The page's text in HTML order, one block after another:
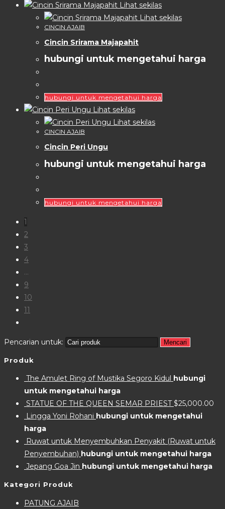
Lihat sekilas
Lihat sekilas
CINCIN AJAIB
Cincin Srirama Majapahit
hubungi untuk mengetahui harga
hubungi untuk mengetahui harga
Lihat sekilas
Lihat sekilas
CINCIN AJAIB
Cincin Peri Ungu
hubungi untuk mengetahui harga
hubungi untuk mengetahui harga
1
2
3
4
…
9
10
11
Pencarian untuk: Mencari
Produk
The Amulet Ring of Mustika Segoro Kidul hubungi
untuk mengetahui harga
STATUE OF THE QUEEN SEMAR PRIEST $25,000.00
Lingga Yoni Rohani hubungi untuk mengetahui
harga
Ruwat untuk Menyembuhkan Penyakit (Ruwat untuk
Penyembuhan) hubungi untuk mengetahui harga
Jepang Goa Jin hubungi untuk mengetahui harga
Kategori Produk
PATUNG AJAIB